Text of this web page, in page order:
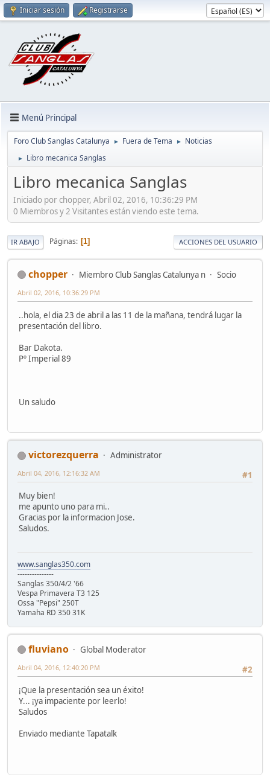
Iniciar sesión Registrarse
Menú Principal
Foro Club Sanglas Catalunya ► Fuera de Tema ► Noticias
► Libro mecanica Sanglas
Libro mecanica Sanglas
Iniciado por chopper, Abril 02, 2016, 10:36:29 PM
0 Miembros y 2 Visitantes están viendo este tema.
IR ABAJO Páginas 1 ACCIONES DEL USUARIO
chopper Miembro Club Sanglas Catalunya n Socio
Abril 02, 2016, 10:36:29 PM
..hola, el dia 23 de abril a las 11 de la mañana, tendrá lugar la
presentación del libro.
Bar Dakota.
Pº Imperial 89
Un saludo
victorezquerra
Administrator
#1
Abril 04, 2016, 12:16:32 AM
Muy bien!
me apunto uno para mi..
Gracias por la informacion Jose.
Saludos.
www.sanglas350.com
---------------
Sanglas 350/4/2 '66
Vespa Primavera T3 125
Ossa "Pepsi" 250T
Yamaha RD 350 31K
fluviano
Global Moderator
#2
Abril 04, 2016, 12:40:20 PM
¡Que la presentación sea un éxito!
Y... ¡ya impaciente por leerlo!
Saludos
Enviado mediante Tapatalk